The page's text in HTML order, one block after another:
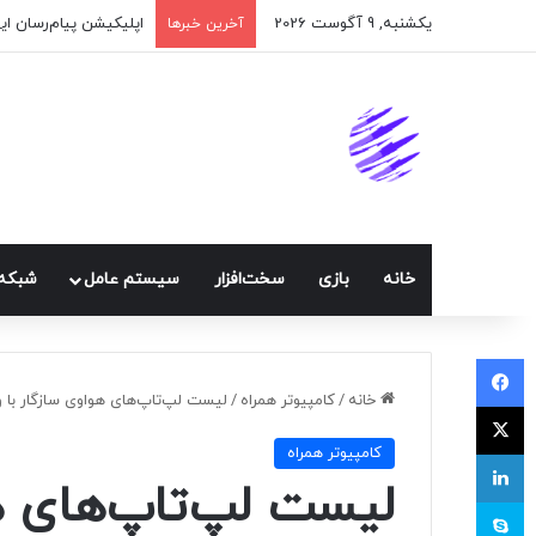
یکشنبه, 9 آگوست 2026 آخرین خبرها اپلیکیشن پیام‌رسان
خانه بازی سخت‌افزار سيستم عامل
خانه /كامپيوتر همراه / لیست لپ‌تاپ‌های هواوی سازگار با
كامپيوتر همراه
لیست لپ‌تاپ‌های
فیسبوک